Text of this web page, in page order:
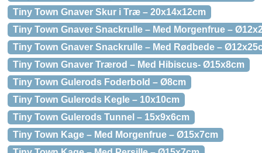
Tiny Town Gnaver Skur i Træ – 20x14x12cm
Tiny Town Gnaver Snackrulle – Med Morgenfrue –
Tiny Town Gnaver Snackrulle – Med Rødbede –
Tiny Town Gnaver Trærod – Med Hibiscus- Ø15x8cm
Tiny Town Gulerods Foderbold – Ø8cm
Tiny Town Gulerods Kegle – 10x10cm
Tiny Town Gulerods Tunnel – 15x9x6cm
Tiny Town Kage – Med Morgenfrue – Ø15x7cm